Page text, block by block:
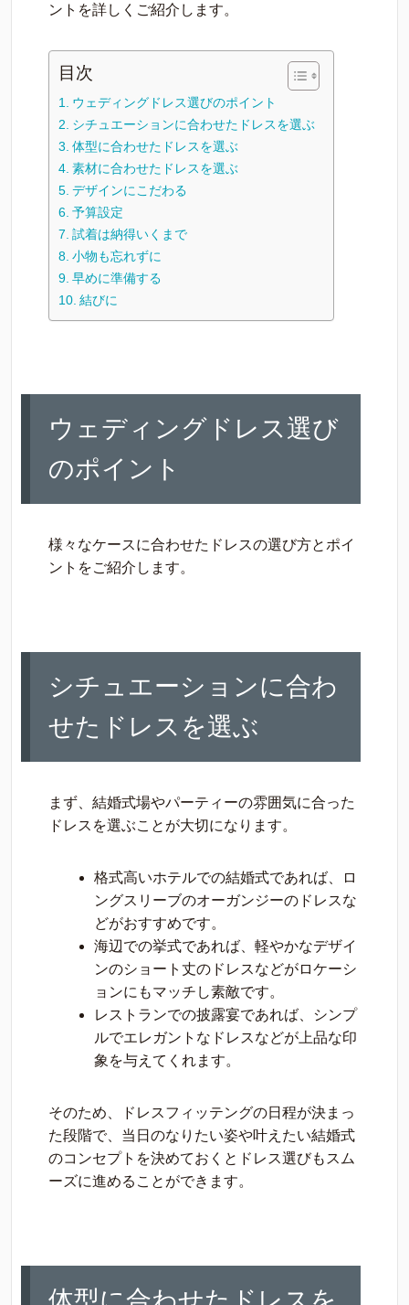
ントを詳しくご紹介します。
目次
ウェディングドレス選びのポイント
シチュエーションに合わせたドレスを選ぶ
体型に合わせたドレスを選ぶ
素材に合わせたドレスを選ぶ
デザインにこだわる
予算設定
試着は納得いくまで
小物も忘れずに
早めに準備する
結びに
ウェディングドレス選び
のポイント
様々なケースに合わせたドレスの選び方とポイ
ントをご紹介します。
シチュエーションに合わ
せたドレスを選ぶ
まず、結婚式場やパーティーの雰囲気に合った
ドレスを選ぶことが大切になります。
格式高いホテルでの結婚式であれば、ロ
ングスリーブのオーガンジーのドレスな
どがおすすめです。
海辺での挙式であれば、軽やかなデザイ
ンのショート丈のドレスなどがロケーシ
ョンにもマッチし素敵です。
レストランでの披露宴であれば、シンプ
ルでエレガントなドレスなどが上品な印
象を与えてくれます。
そのため、ドレスフィッテングの日程が決まっ
た段階で、当日のなりたい姿や叶えたい結婚式
のコンセプトを決めておくとドレス選びもスム
ーズに進めることができます。